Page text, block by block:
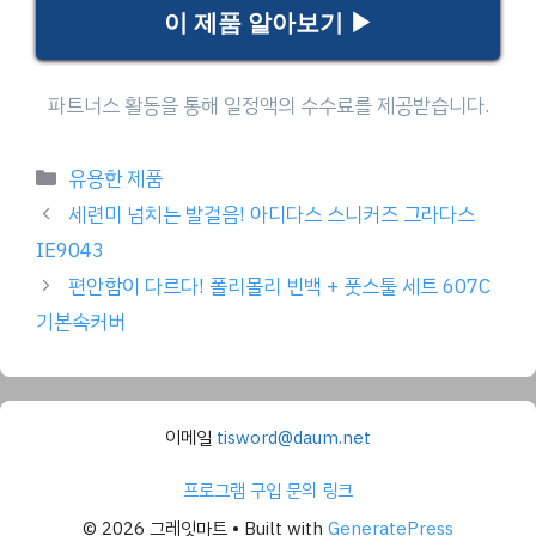
이 제품 알아보기 ▶
Categories
유용한 제품
세련미 넘치는 발걸음! 아디다스 스니커즈 그라다스
IE9043
편안함이 다르다! 폴리몰리 빈백 + 풋스툴 세트 607C
기본속커버
이메일 tisword@daum.net
프로그램 구입 문의 링크
© 2026 그레잇마트 • Built with GeneratePress